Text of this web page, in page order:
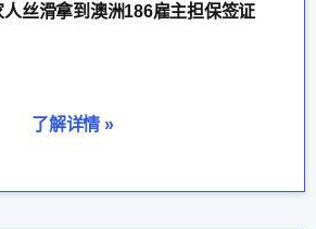
丝滑拿到澳洲186雇主担保签证
了解详情 »